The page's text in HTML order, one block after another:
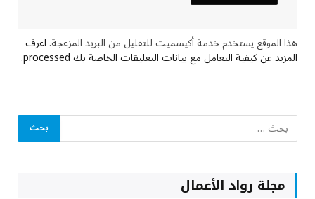
هذا الموقع يستخدم خدمة أكيسميت للتقليل من البريد المزعجة.اعرف
المزيد عن كيفية التعامل مع بيانات التعليقات الخاصة بك processed .
مجلة رواد الأعمال